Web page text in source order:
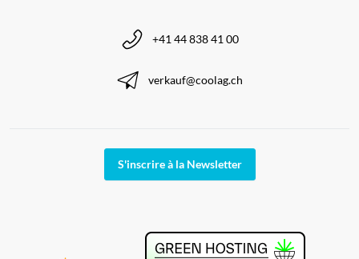
+41 44 838 41 00
verkauf@coolag.ch
S'inscrire à la Newsletter